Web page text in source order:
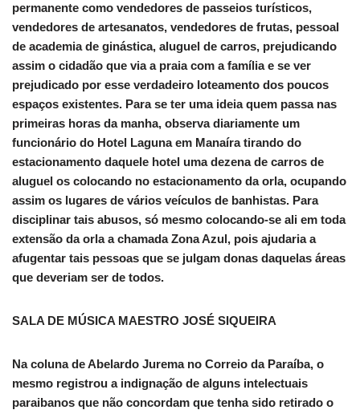
permanente como vendedores de passeios turísticos,
vendedores de artesanatos, vendedores de frutas, pessoal
de academia de ginástica, aluguel de carros, prejudicando
assim o cidadão que via a praia com a família e se ver
prejudicado por esse verdadeiro loteamento dos poucos
espaços existentes. Para se ter uma ideia quem passa nas
primeiras horas da manha, observa diariamente um
funcionário do Hotel Laguna em Manaíra tirando do
estacionamento daquele hotel uma dezena de carros de
aluguel os colocando no estacionamento da orla, ocupando
assim os lugares de vários veículos de banhistas. Para
disciplinar tais abusos, só mesmo colocando-se ali em toda
extensão da orla a chamada Zona Azul, pois ajudaria a
afugentar tais pessoas que se julgam donas daquelas áreas
que deveriam ser de todos.
SALA DE MÚSICA MAESTRO JOSÉ SIQUEIRA
Na coluna de Abelardo Jurema no Correio da Paraíba, o
mesmo registrou a indignação de alguns intelectuais
paraibanos que não concordam que tenha sido retirado o